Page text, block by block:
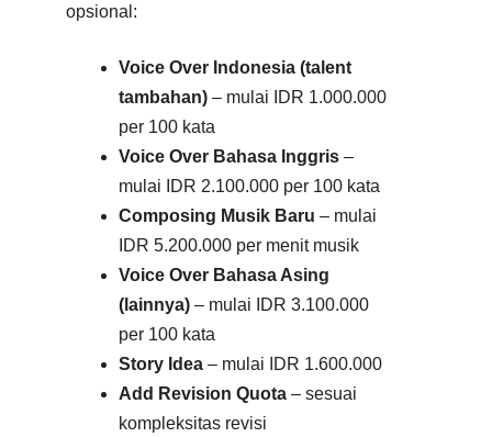
opsional:
Voice Over Indonesia (talent
tambahan)– mulai IDR 1.000.000
per 100 kata
Voice Over Bahasa Inggris–
mulai IDR 2.100.000 per 100 kata
Composing Musik Baru – mulai
IDR 5.200.000 per menit musik
Voice Over Bahasa Asing
(lainnya)– mulai IDR 3.100.000
per 100 kata
Story Idea– mulai IDR 1.600.000
Add Revision Quota– sesuai
kompleksitas revisi